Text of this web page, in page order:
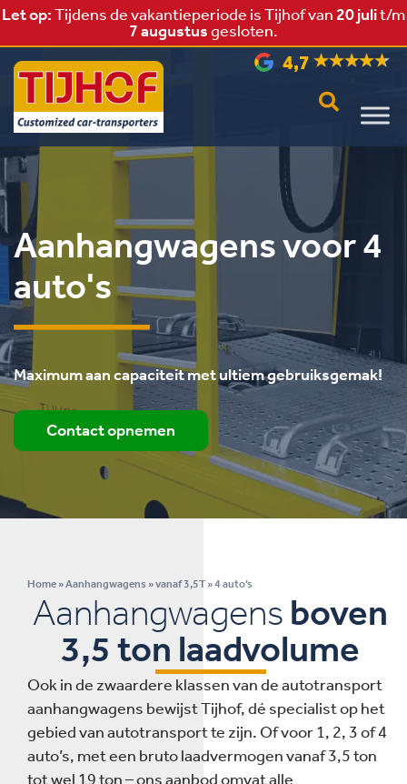
Let op:Tijdens de vakantieperiode is Tijhof van 20 julit/m
7 augustusgesloten.
Kom ook bij ons werken! Bekijk vacatures >
4,7
Aanhangwagens voor 4
auto's
Maximum aan capaciteit met ultiem gebruiksgemak!
Contact opnemen
Home »Aanhangwagens »vanaf 3,5T»4 auto’s
Aanhangwagens boven
3,5 ton laadvolume
Ook in de zwaardere klassen van de autotransport
aanhangwagens bewijst Tijhof, dé specialist op het
gebied van autotransport te zijn. Of voor 1, 2, 3 of 4
auto’s, met een bruto laadvermogen vanaf 3,5 ton
tot wel 19 ton – ons aanbod omvat alle